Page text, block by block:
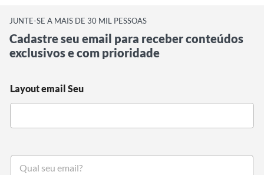
JUNTE-SE A MAIS DE 30 MIL PESSOAS
Cadastre seu email para receber conteúdos
exclusivos e com prioridade
Layout email Seu
S